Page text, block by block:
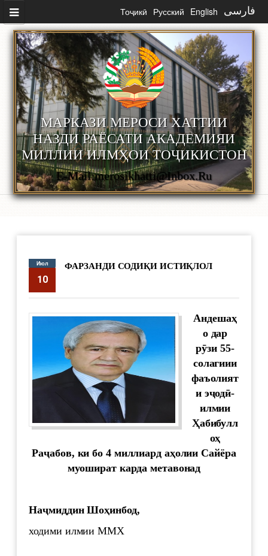
Перейти к основному содержаниюТоҷикӣ Русский English فارسی
МАРКАЗИ МЕРОСИ ХАТТИИ
НАЗДИ РАЁСАТИ АКАДЕМИЯИ
МИЛЛИИ ИЛМҲОИ ТОҶИКИСТОН
E-Mail:merosikhatti@inbox.ru
10
Июл ФАРЗАНДИ СОДИҚИ ИСТИҚЛОЛ
Андешаҳ
о дар
рӯзи 55-
солагиии
фаъолият
и эҷодӣ-
илмии
Ҳабибулл
оҳ
Раҷабов, ки бо 4 миллиард аҳолии Сайёра
муошират карда метавонад
Наҷмиддин Шоҳинбод,
ходими илмии ММХ